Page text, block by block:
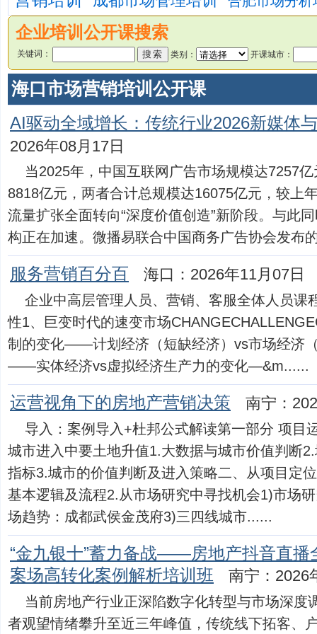
企业培训公开课搜索
关键词： 类别： 开课城市：
海口市场营销培训公开课
AI驱动全域增长：传统行业2026新媒体
2026年08月17日
当2025年，中国互联网广告市场规模达7257
8818亿元，两者合计总规模达16075亿元，较
流量扩张全面转向“深度价值创造”新阶段。与此
构正在加速。微播易联合中国商务广告协会发布
服务营销百分百 海口：2026年11月07日
企业中高层管理人员、营销、客服全体人员课
性1、巨变时代的速变市场
制的变化——计划经济（短缺经济）vs市场经济
——实体经济vs虚拟经济生产力的变化—&m......
运营视角下的房地产营销决策 南宁：
导入：案例导入+杜邦公式解读第一部分 项目
城市进入中要土地升值1.大数据与城市价值判断
指标3.城市的价值判断及进入策略二、从项目定
基本逻辑及流程2.从市场研究中寻找机会1)市场
场趋势：成都武侯金茂府3)三四线城市......
“金九银十”蓄力备战——房地产抖音直播
案场高转化案例解析培训班
南宁：2026
当前房地产行业正深陷数字化转型与市场深度
者观望情绪攀升至近三年峰值，传统线下拓客、